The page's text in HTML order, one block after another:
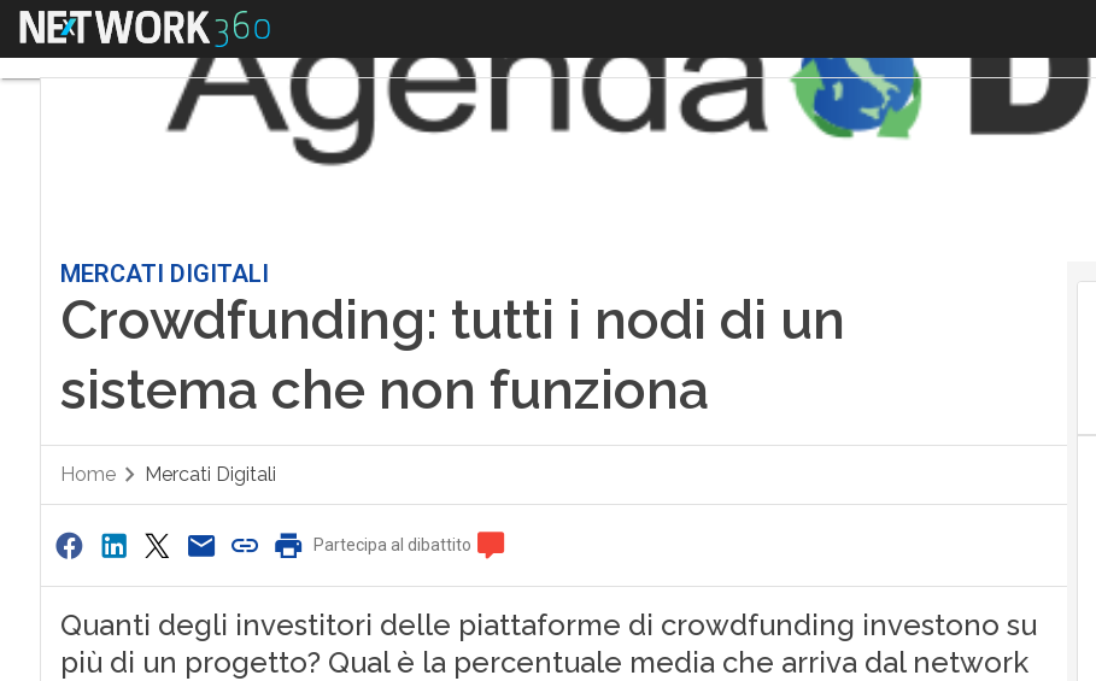
Menu
MERCATI DIGITALI
Crowdfunding: tutti i nodi di un
sistema che non funziona
Home Mercati Digitali
Partecipa al dibattito
Quanti degli investitori delle piattaforme di crowdfunding investono su
più di un progetto? Qual è la percentuale media che arriva dal network